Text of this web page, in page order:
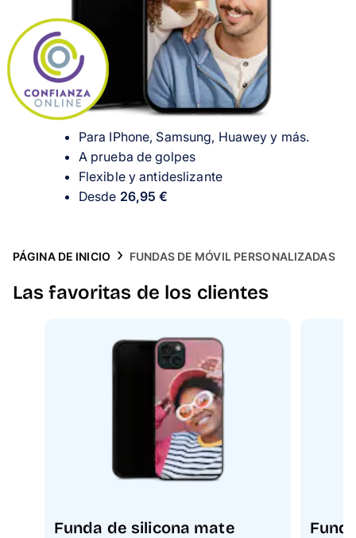
Tarjetas
Inspiración
Atención al cliente
Para IPhone, Samsung, Huawey y más.
A prueba de golpes
Flexible y antideslizante
Desde 26,95 €
PÁGINA DE INICIO FUNDAS DE MÓVIL PERSONALIZADAS
Las favoritas de los clientes
Funda de silicona mate